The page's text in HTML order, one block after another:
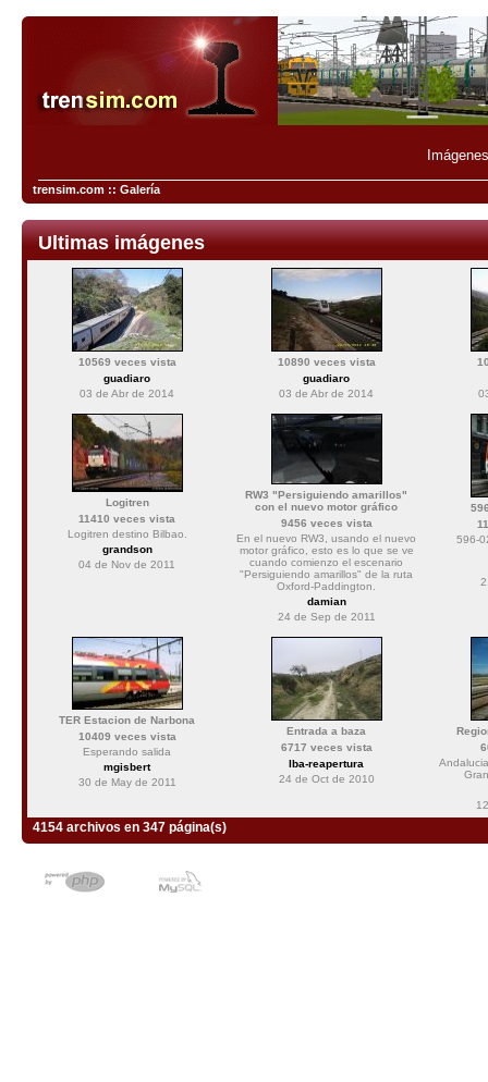
trensim.com :: Galería
Ultimas imágenes
10569 veces vista
guadiaro
03 de Abr de 2014
10890 veces vista
guadiaro
03 de Abr de 2014
Logitren
11410 veces vista
Logitren destino Bilbao.
grandson
04 de Nov de 2011
RW3 "Persiguiendo amarillos"
con el nuevo motor gráfico
9456 veces vista
En el nuevo RW3, usando el nuevo
motor gráfico, esto es lo que se ve
cuando comienzo el escenario
"Persiguiendo amarillos" de la ruta
Oxford-Paddington.
damian
24 de Sep de 2011
596-
TER Estacion de Narbona
10409 veces vista
Esperando salida
mgisbert
30 de May de 2011
Entrada a baza
6717 veces vista
lba-reapertura
24 de Oct de 2010
4154 archivos en 347 página(s)